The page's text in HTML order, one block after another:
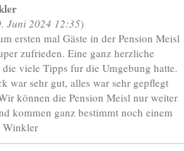
Juni 2024 12:35)
ersten mal Gäste in der Pension Meisl
zufrieden. Eine ganz herzliche
die viele Tipps fur die Umgebung hatte.
war sehr gut, alles war sehr gepflegt
können die Pension Meisl nur weiter
kommen ganz bestimmt noch einem
Winkler